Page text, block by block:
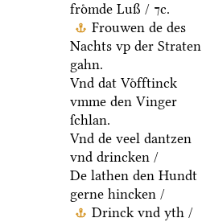
froͤmde Luß / ⁊c.
Frouwen de des
Nachts vp der Straten
gahn.
Vnd dat Voͤfftinck
vmme den Vinger
ſchlan.
Vnd de veel dantzen
vnd drincken /
De lathen den Hundt
gerne hincken /
Drinck vnd yth /